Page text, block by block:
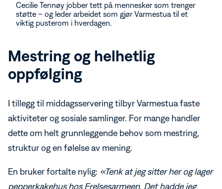
Cecilie Tennøy jobber tett på mennesker som trenger
støtte – og leder arbeidet som gjør Varmestua til et
viktig pusterom i hverdagen.
Mestring og helhetlig
oppfølging
I tillegg til middagsservering tilbyr Varmestua faste
aktiviteter og sosiale samlinger. For mange handler
dette om helt grunnleggende behov som mestring,
struktur og en følelse av mening.
En bruker fortalte nylig: «Tenk at jeg sitter her og lager
pepperkakehus hos Frelsesarmeen. Det hadde jeg